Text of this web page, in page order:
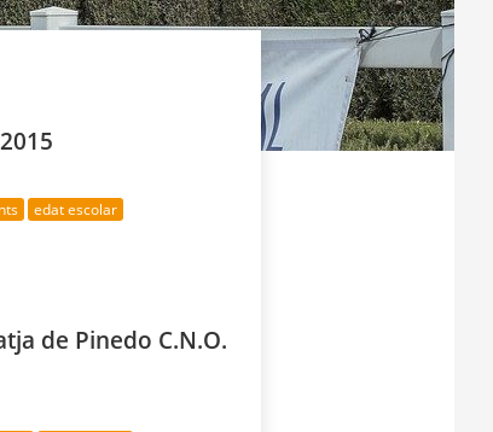
edat escolar
de Pinedo C.N.O.